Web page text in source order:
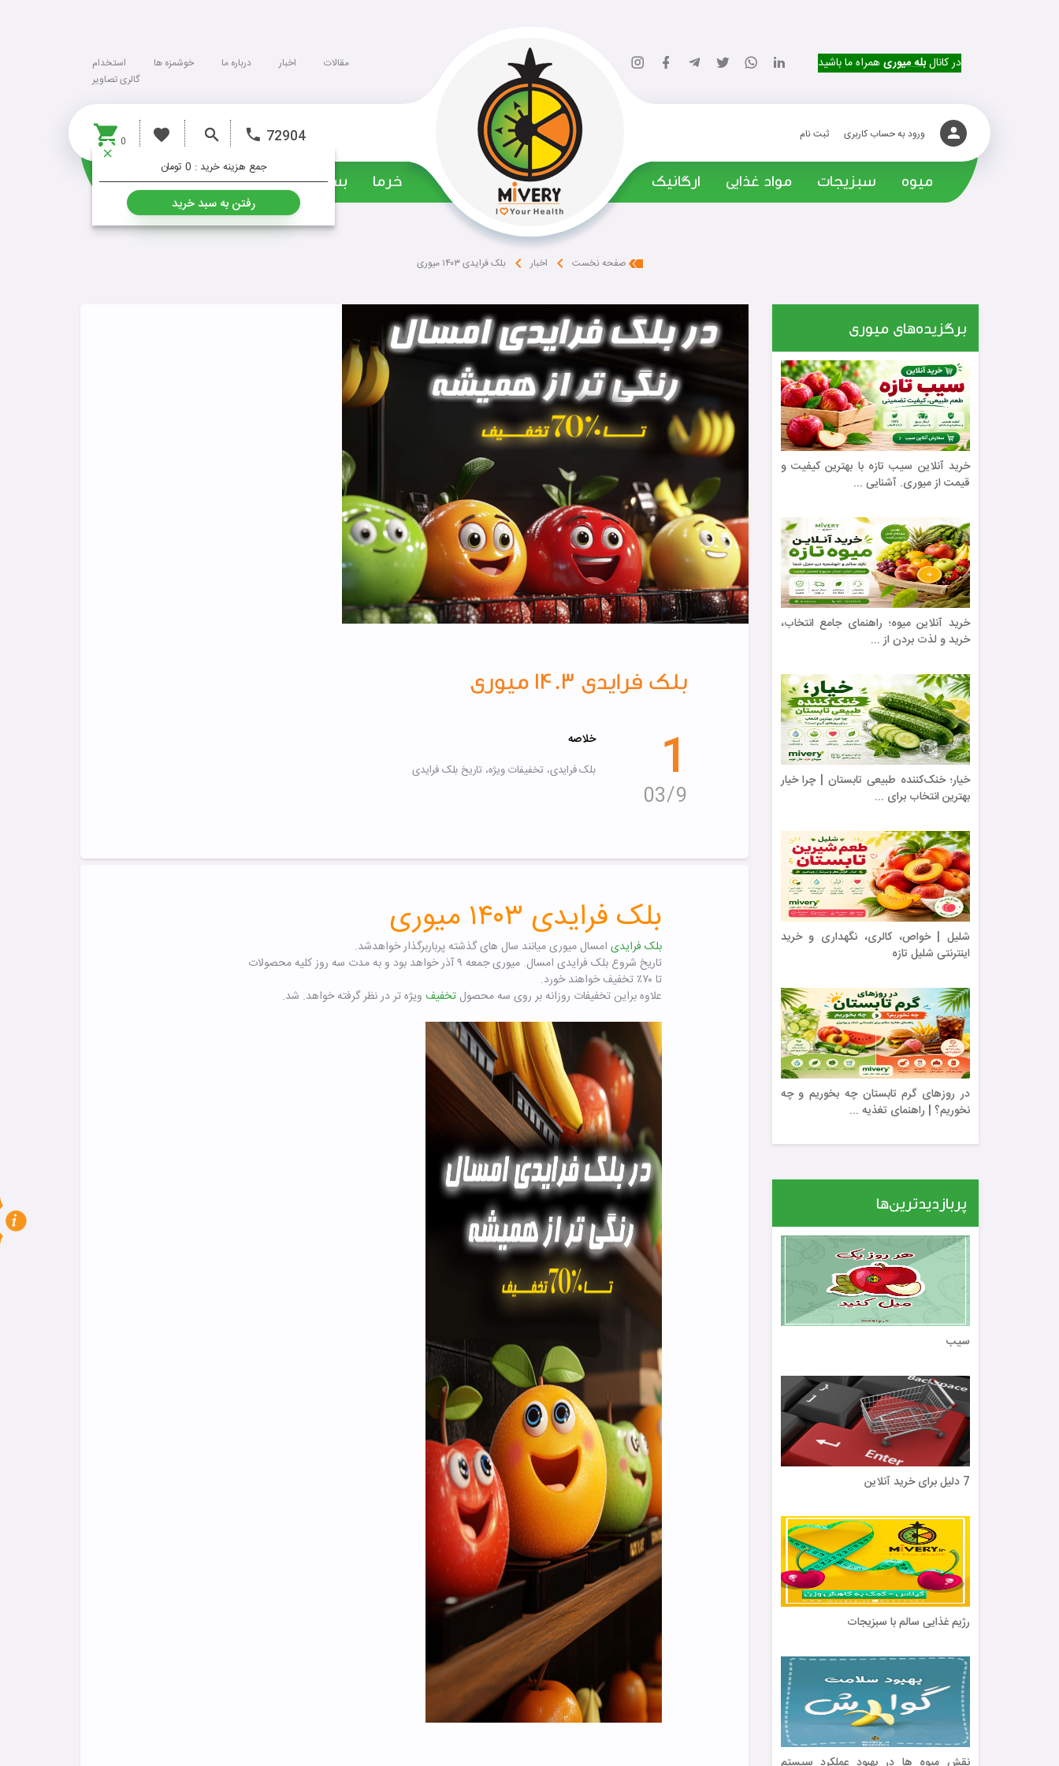
در کانالبله میوریهمراه ما باشید استخدام خوشمزه ها درباره ما اخبار
مقالات
گالری تصاویر
ورود به حساب کاربری ثبت نام
0
جمع هزینه خرید :
رفتن به سبد خرید
72904
میوه سبزیجات مواد غذایی ارگانیک ‌ خرما بسته ها خشکبار
صفحه نخست اخبار بلک فرایدی ۱۴۰۳ میوری
بلک فرایدی ۱۴۰۳ میوری
1
9
03
خلاصه
بلک فرایدی، تخفیفات ویژه، تاریخ بلک فرایدی
بلک فرایدی ۱۴۰۳ میوری
بلک فرایدی امسال میوری میانند سال های گذشته پرباربرگذار خواهدشد.
تاریخ شروع بلک فرایدی امسال. میوری جمعه ۹ آذر خواهد بود و به مدت سه روز کلیه محصولات
تا ۷۰٪ تخفیف خواهند خورد.
علاوه براین تخفیفات روزانه بر روی سه محصولتخفیف ویژه تر در نظر گرفته خواهد. شد.
برگزیده‌های میوری
خرید آنلاین سیب تازه با بهترین کیفیت و
قیمت از میوری. آشنایی ...
خرید آنلاین میوه؛ راهنمای جامع انتخاب،
خرید و لذت بردن از ...
خیار؛ خنک‌کننده طبیعی تابستان | چرا خیار
بهترین انتخاب برای ...
شلیل | خواص، کالری، نگهداری و خرید
اینترنتی شلیل تازه
در روزهای گرم تابستان چه بخوریم و چه
نخوریم؟ | راهنمای تغذیه ...
پربازدیدترین‌ها
سیب
7 دلیل برای خرید آنلاین
رژیم غذایی سالم با سبزیجات